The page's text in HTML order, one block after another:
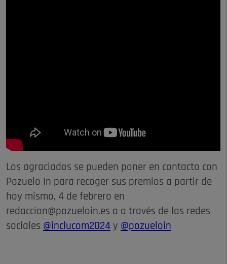
Los agraciados se pueden poner en contacto con
Pozuelo In para recoger sus premios a partir de
hoy mismo, 4 de febrero en
redaccion@pozueloin.es o a través de las redes
sociales @inclucom2024 y @pozueloin